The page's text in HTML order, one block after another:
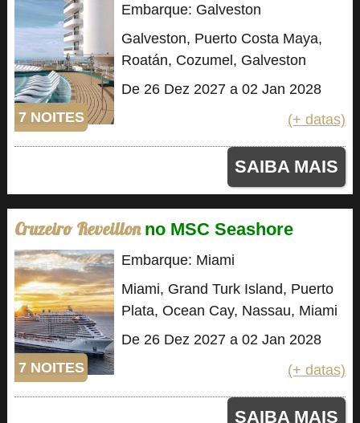
7 NOITES
Embarque: Galveston
Galveston, Puerto Costa Maya,
Roatán, Cozumel, Galveston
De 26 Dez 2027 a 02 Jan 2028
(+ datas)
SAIBA MAIS
Cruzeiro Reveillon no MSC Seashore
7 NOITES
Embarque: Miami
Miami, Grand Turk Island, Puerto
Plata, Ocean Cay, Nassau, Miami
De 26 Dez 2027 a 02 Jan 2028
(+ datas)
SAIBA MAIS